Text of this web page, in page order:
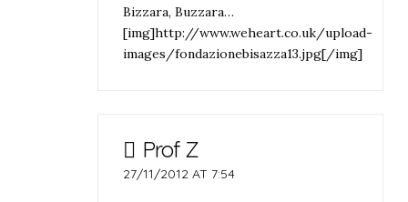
Bizzara, Buzzara…
[img]http://www.weheart.co.uk/upload-
images/fondazionebisazza13.jpg[/img]
Prof Z
27/11/2012 AT 7:54